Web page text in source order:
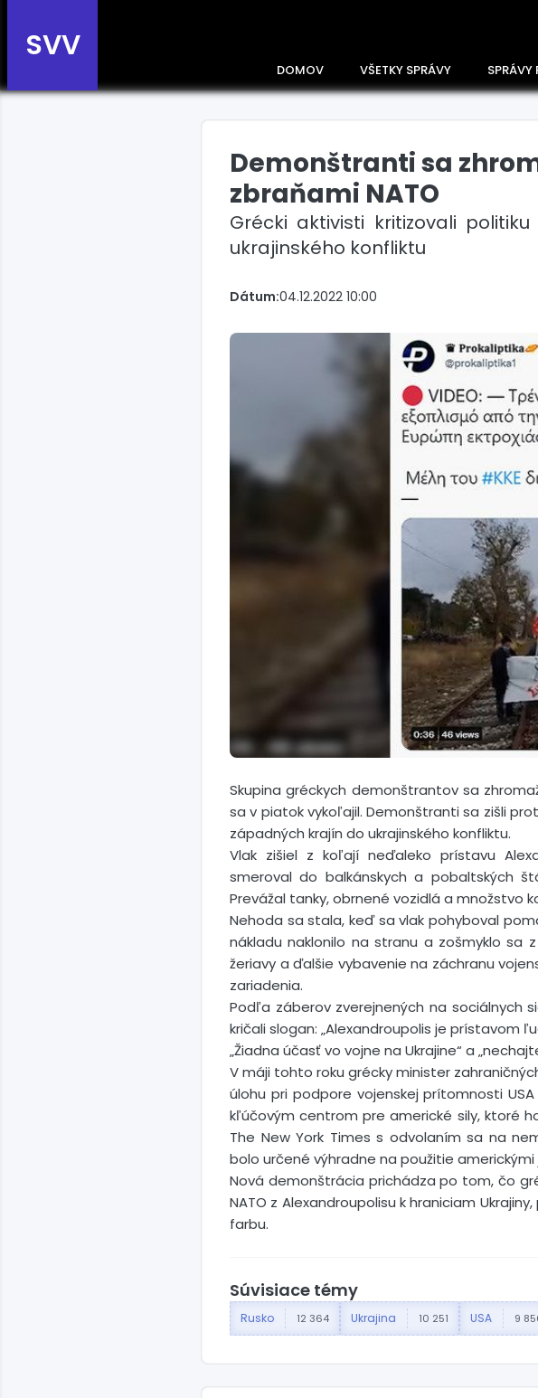
SVV
DOMOV VŠETKY SPRÁVY SPRÁVY
Demonštranti sa
zbraňami NATO
Grécki aktivisti kritizovali
ukrajinského konfliktu
Dátum:04.12.2022 10:00
Skupina gréckych demonštrantov sa
sa v piatok vykoľajil. Demonštranti sa zišli
západných krajín do ukrajinského konfliktu.
Vlak zišiel z koľají neďaleko prístavu
smeroval do balkánskych a pobaltských
Prevážal tanky, obrnené vozidlá a množstvo
Nehoda sa stala, keď sa vlak pohyboval
nákladu naklonilo na stranu a zošmyklo
žeriavy a ďalšie vybavenie na záchranu
zariadenia.
Podľa záberov zverejnených na sociálnych
kričali slogan: „Alexandroupolis je prístavom
„Žiadna účasť vo vojne na Ukrajine“ a
V máji tohto roku grécky minister
úlohu pri podpore vojenskej prítomnosti
kľúčovým centrom pre americké sily, ktoré
The New York Times s odvolaním sa na
bolo určené výhradne na použitie americkými
Nová demonštrácia prichádza po tom, čo
NATO z Alexandroupolisu k hraniciam
farbu.
Súvisiace témy
Rusko 12 364 Ukrajina 10 251 USA 9